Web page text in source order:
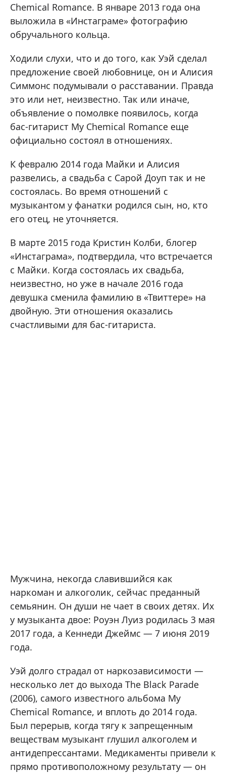
Chemical Romance. В январе 2013 года она
выложила в «Инстаграме» фотографию
обручального кольца.
Ходили слухи, что и до того, как Уэй сделал
предложение своей любовнице, он и Алисия
Симмонс подумывали о расставании. Правда
это или нет, неизвестно. Так или иначе,
объявление о помолвке появилось, когда
бас-гитарист My Chemical Romance еще
официально состоял в отношениях.
К февралю 2014 года Майки и Алисия
развелись, а свадьба с Сарой Доуп так и не
состоялась. Во время отношений с
музыкантом у фанатки родился сын, но, кто
его отец, не уточняется.
В марте 2015 года Кристин Колби, блогер
«Инстаграма», подтвердила, что встречается
с Майки. Когда состоялась их свадьба,
неизвестно, но уже в начале 2016 года
девушка сменила фамилию в «Твиттере» на
двойную. Эти отношения оказались
счастливыми для бас-гитариста.
Мужчина, некогда славившийся как
наркоман и алкоголик, сейчас преданный
семьянин. Он души не чает в своих детях. Их
у музыканта двое: Роуэн Луиз родилась 3 мая
2017 года, а Кеннеди Джеймс — 7 июня 2019
года.
Уэй долго страдал от наркозависимости —
несколько лет до выхода The Black Parade
(2006), самого известного альбома My
Chemical Romance, и вплоть до 2014 года.
Был перерыв, когда тягу к запрещенным
веществам музыкант глушил алкоголем и
антидепрессантами. Медикаменты привели к
прямо противоположному результату — он